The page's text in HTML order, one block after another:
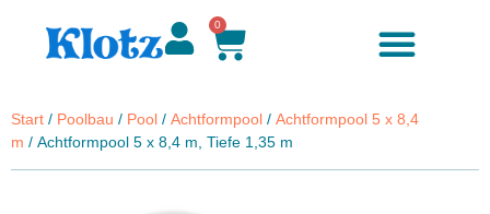
0
Start / Poolbau / Pool / Achtformpool / Achtformpool 5 x 8,4
m / Achtformpool 5 x 8,4 m, Tiefe 1,35 m